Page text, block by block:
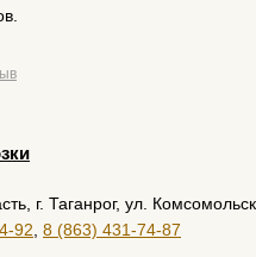
г. Таганрог, ул.
92 8 (863) 431-74-87